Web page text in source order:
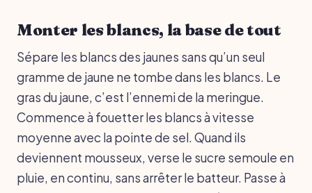
Monter les blancs, la base de tout
Sépare les blancs des jaunes sans qu’un seul
gramme de jaune ne tombe dans les blancs. Le
gras du jaune, c’est l’ennemi de la meringue.
Commence à fouetter les blancs à vitesse
moyenne avec la pointe de sel. Quand ils
deviennent mousseux, verse le sucre semoule en
pluie, en continu, sans arrêter le batteur. Passe à